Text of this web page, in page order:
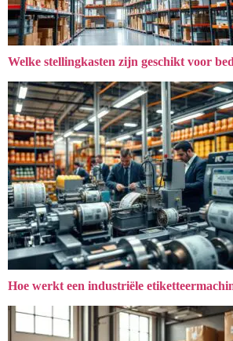
Welke stellingkasten zijn geschikt voor
Hoe werkt een industriële